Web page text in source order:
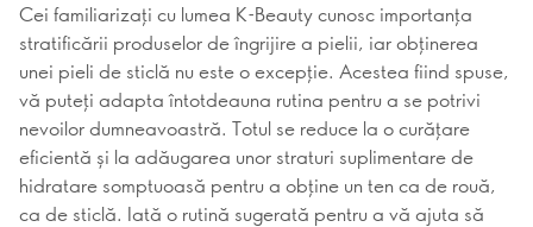
Cei familiarizați cu lumea K-Beauty cunosc importanța
stratificării produselor de îngrijire a pielii, iar obținerea
unei pieli de sticlă nu este o excepție. Acestea fiind spuse,
vă puteți adapta întotdeauna rutina pentru a se potrivi
nevoilor dumneavoastră. Totul se reduce la o curățare
eficientă și la adăugarea unor straturi suplimentare de
hidratare somptuoasă pentru a obține un ten ca de rouă,
ca de sticlă. Iată o rutină sugerată pentru a vă ajuta să